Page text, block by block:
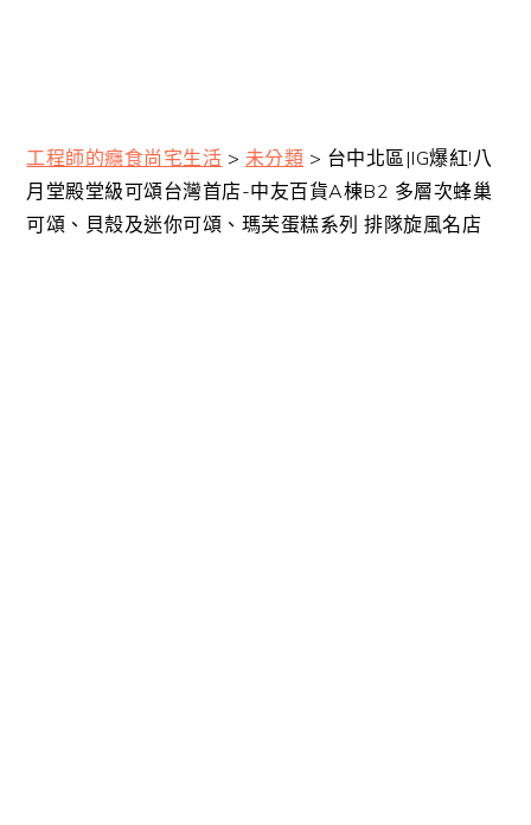
工程師的癮食尚宅生活 > 未分類 > 台中北區|IG爆紅!八
月堂殿堂級可頌台灣首店-中友百貨A棟B2 多層次蜂巢
可頌、貝殼及迷你可頌、瑪芙蛋糕系列 排隊旋風名店